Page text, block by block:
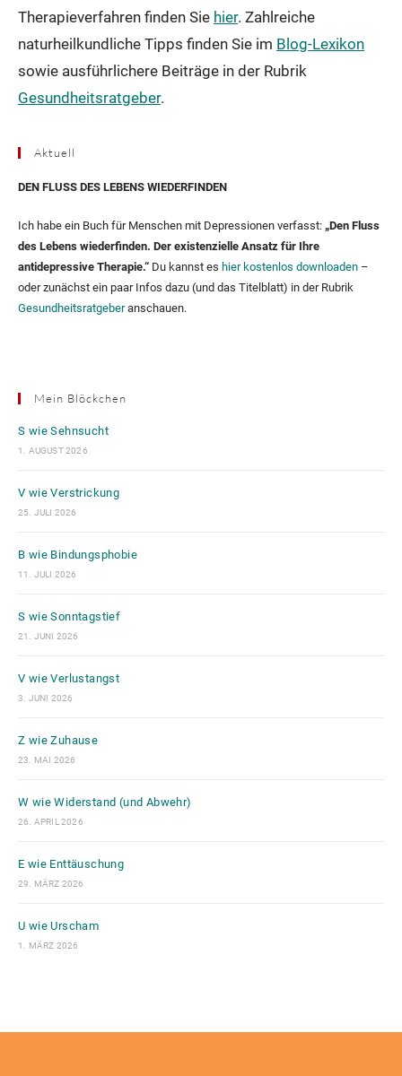
Therapieverfahren finden Sie hier. Zahlreiche
naturheilkundliche Tipps finden Sie im Blog-Lexikon
sowie ausführlichere Beiträge in der Rubrik
Gesundheitsratgeber.
Aktuell
DEN FLUSS DES LEBENS WIEDERFINDEN
Ich habe ein Buch für Menschen mit Depressionen verfasst: „Den Fluss
des Lebens wiederfinden. Der existenzielle Ansatz für Ihre
antidepressive Therapie.“ Du kannst es hier kostenlos downloaden –
oder zunächst ein paar Infos dazu (und das Titelblatt) in der Rubrik
Gesundheitsratgeberanschauen.
Mein Blöckchen
S wie Sehnsucht
1. AUGUST 2026
V wie Verstrickung
25. JULI 2026
B wie Bindungsphobie
11. JULI 2026
S wie Sonntagstief
21. JUNI 2026
V wie Verlustangst
3. JUNI 2026
Z wie Zuhause
23. MAI 2026
W wie Widerstand (und Abwehr)
26. APRIL 2026
E wie Enttäuschung
29. MÄRZ 2026
U wie Urscham
1. MÄRZ 2026